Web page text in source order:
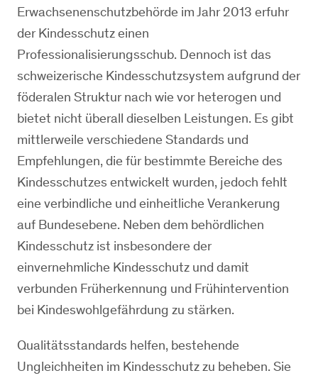
Erwachsenenschutzbehörde im Jahr 2013 erfuhr
der Kindesschutz einen
Professionalisierungsschub. Dennoch ist das
schweizerische Kindesschutzsystem aufgrund der
föderalen Struktur nach wie vor heterogen und
bietet nicht überall dieselben Leistungen. Es gibt
mittlerweile verschiedene Standards und
Empfehlungen, die für bestimmte Bereiche des
Kindesschutzes entwickelt wurden, jedoch fehlt
eine verbindliche und einheitliche Verankerung
auf Bundesebene. Neben dem behördlichen
Kindesschutz ist insbesondere der
einvernehmliche Kindesschutz und damit
verbunden Früherkennung und Frühintervention
bei Kindeswohlgefährdung zu stärken.
Qualitätsstandards helfen, bestehende
Ungleichheiten im Kindesschutz zu beheben. Sie